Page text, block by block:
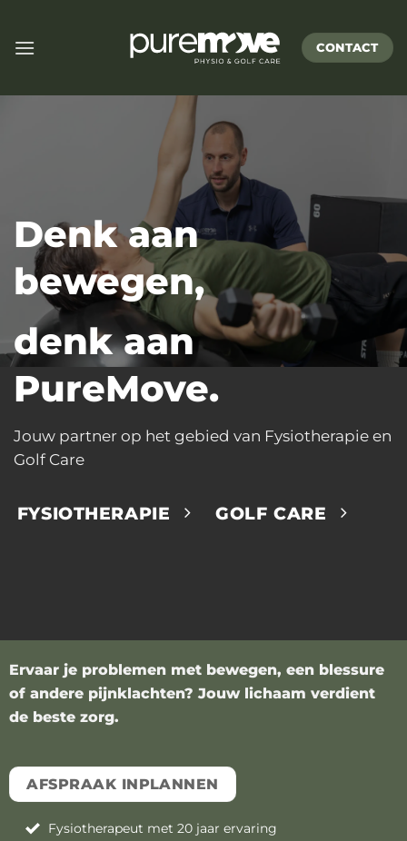
inhoud
CONTACT
Denk aan
bewegen,
denk aan
PureMove.
Jouw partner op het gebied van Fysiotherapie en
Golf Care
FYSIOTHERAPIE GOLF CARE
Ervaar je problemen met bewegen, een blessure
of andere pijnklachten? Jouw lichaam verdient
de beste zorg.
AFSPRAAK INPLANNEN
Fysiotherapeut met 20 jaar ervaring